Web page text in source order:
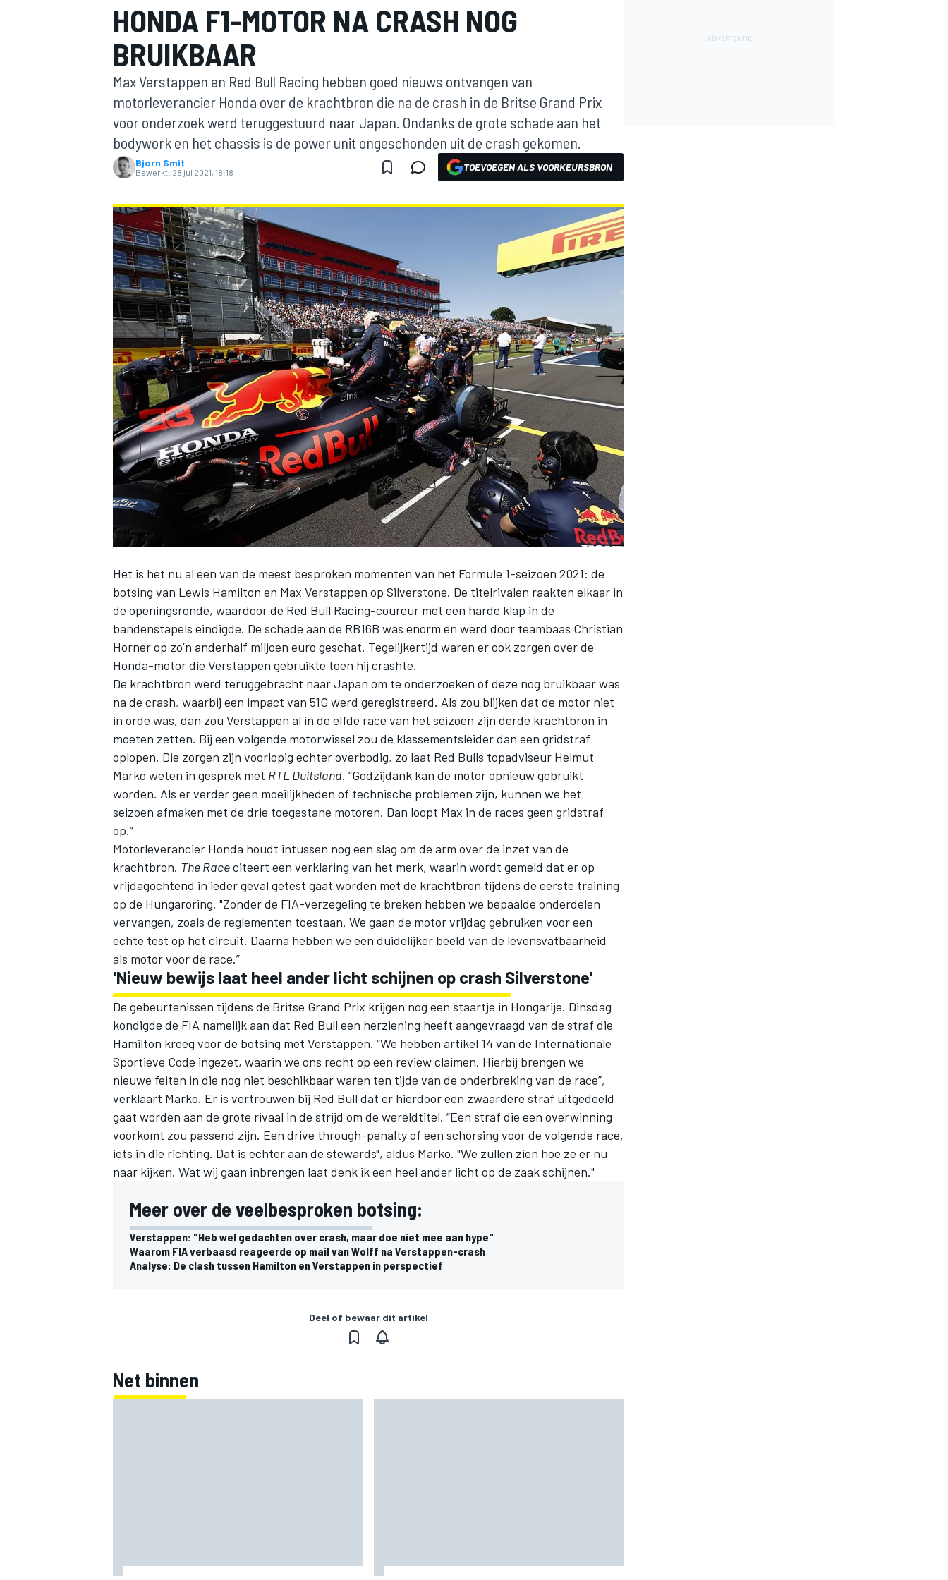
MOTOGP
INDYCAR
HONDA F1-MOTOR NA CRASH NOG
BRUIKBAAR
Max Verstappen en Red Bull Racing hebben goed nieuws ontvangen van
motorleverancier Honda over de krachtbron die na de crash in de Britse Grand Prix
voor onderzoek werd teruggestuurd naar Japan. Ondanks de grote schade aan het
bodywork en het chassis is de power unit ongeschonden uit de crash gekomen.
Bjorn Smit
Bewerkt: 28 jul 2021, 18:18 TOEVOEGEN ALS VOORKEURSBRON
Het is het nu al een van de meest besproken momenten van het Formule 1-seizoen 2021: de
botsing van Lewis Hamilton en Max Verstappen op Silverstone. De titelrivalen raakten elkaar in
de openingsronde, waardoor de Red Bull Racing-coureur met een harde klap in de
bandenstapels eindigde. De schade aan de RB16B was enorm en werd door teambaas Christian
Hornerop zo’n anderhalf miljoen euro geschat. Tegelijkertijd waren er ook zorgen over de
Honda-motor die Verstappen gebruikte toen hij crashte.
De krachtbron werd teruggebracht naar Japan om te onderzoeken of deze nog bruikbaar was
na de crash, waarbij een impact van 51G werd geregistreerd. Als zou blijken dat de motor niet
in orde was, dan zou Verstappen al in de elfde race van het seizoen zijn derde krachtbron in
moeten zetten. Bij een volgende motorwissel zou de klassementsleider dan een gridstraf
oplopen. Die zorgen zijn voorlopig echter overbodig, zo laat Red Bulls topadviseur Helmut
Marko weten in gesprek met RTL Duitsland. “Godzijdank kan de motor opnieuw gebruikt
worden. Als er verder geen moeilijkheden of technische problemen zijn, kunnen we het
seizoen afmaken met de drie toegestane motoren. Dan loopt Max in de races geen gridstraf
op.”
Motorleverancier Honda houdt intussen nog een slag om de arm over de inzet van de
krachtbron. The Raceciteert een verklaring van het merk, waarin wordt gemeld dat er op
vrijdagochtend in ieder geval getest gaat worden met de krachtbron tijdens de eerste training
op de Hungaroring. "Zonder de FIA-verzegeling te breken hebben we bepaalde onderdelen
vervangen, zoals de reglementen toestaan. We gaan de motor vrijdag gebruiken voor een
echte test op het circuit. Daarna hebben we een duidelijker beeld van de levensvatbaarheid
als motor voor de race.”
'Nieuw bewijs laat heel ander licht schijnen op crash Silverstone'
De gebeurtenissen tijdens de Britse Grand Prix krijgen nog een staartje in Hongarije. Dinsdag
kondigde de FIA namelijk aan dat Red Bull een herziening heeft aangevraagd van de straf die
Hamilton kreeg voor de botsing met Verstappen. “We hebben artikel 14 van de Internationale
Sportieve Code ingezet, waarin we ons recht op een review claimen. Hierbij brengen we
nieuwe feiten in die nog niet beschikbaar waren ten tijde van de onderbreking van de race”,
verklaart Marko. Er is vertrouwen bij Red Bull dat er hierdoor een zwaardere straf uitgedeeld
gaat worden aan de grote rivaal in de strijd om de wereldtitel. “Een straf die een overwinning
voorkomt zou passend zijn. Een drive through-penalty of een schorsing voor de volgende race,
iets in die richting. Dat is echter aan de stewards", aldus Marko. "We zullen zien hoe ze er nu
naar kijken. Wat wij gaan inbrengen laat denk ik een heel ander licht op de zaak schijnen."
Meer over de veelbesproken botsing:
Verstappen: "Heb wel gedachten over crash, maar doe niet mee aan hype"
Waarom FIA verbaasd reageerde op mail van Wolff na Verstappen-crash
Analyse: De clash tussen Hamilton en Verstappen in perspectief
Deel of bewaar dit artikel
Net binnen